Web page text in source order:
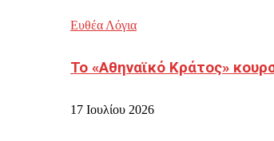
Ευθέα Λόγια
Το «Αθηναϊκό Κράτος»
17 Ιουλίου 2026